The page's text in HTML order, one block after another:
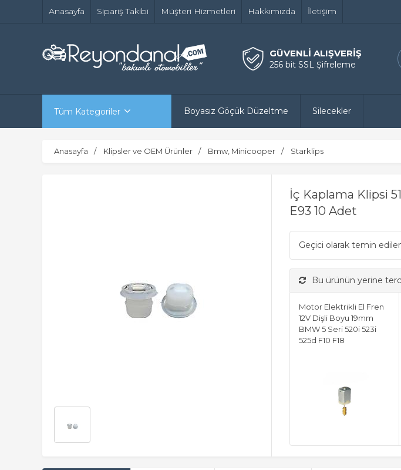
Anasayfa Sipariş Takibi Müşteri Hizmetleri Hakkımızda İletişim
GÜVENLİ ALIŞVERİŞ
256 bit SSL Şifreleme
Tüm Kategoriler Boyasız Göçük Düzeltme Silecekler
Anasayfa Klipsler ve OEM Ürünler Bmw, Minicooper Starklips
İç Kaplama Klipsi
E93 10 Adet
Geçici olarak temin
Bu ürünün yerine
Motor Elektrikli El Fren
12V Dişli Boyu 19mm
BMW 5 Seri 520i 523i
525d F10 F18